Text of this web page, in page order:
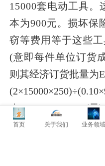
15000套电动工具。
本为900元。损坏保
窃等费用等于这些
(意即每件单位订货
则其经济订货批量为
√7500000÷90=289(元)
市的最优经济订货
首页 关于我们 业务领域